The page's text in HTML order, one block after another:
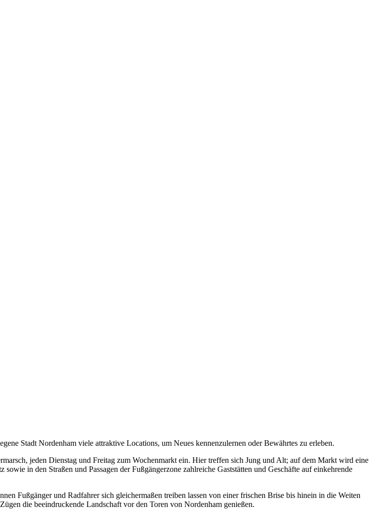
Stadt Nordenham viele attraktive Locations, um Neues kennenzulernen oder Bewährtes zu erleben.
jeden Dienstag und Freitag zum Wochenmarkt ein. Hier treffen sich Jung und Alt; auf dem Markt wird eine
in den Straßen und Passagen der Fußgängerzone zahlreiche Gaststätten und Geschäfte auf einkehrende
Fußgänger und Radfahrer sich gleichermaßen treiben lassen von einer frischen Brise bis hinein in die Weiten
die beeindruckende Landschaft vor den Toren von Nordenham genießen.